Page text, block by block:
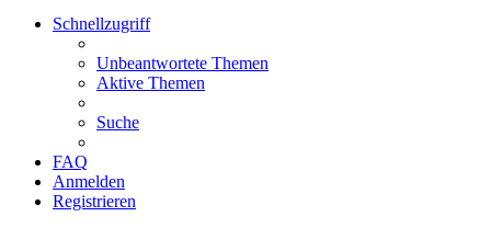
Schnellzugriff
Unbeantwortete Themen
Aktive Themen
Suche
FAQ
Anmelden
Registrieren